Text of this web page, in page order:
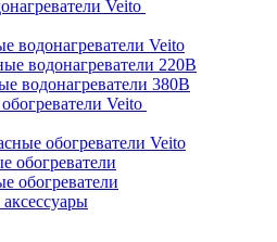
Veito
водонагреватели Veito
водонагреватели 220В
водонагреватели 380В
Veito
обогреватели Veito
обогреватели
обогреватели